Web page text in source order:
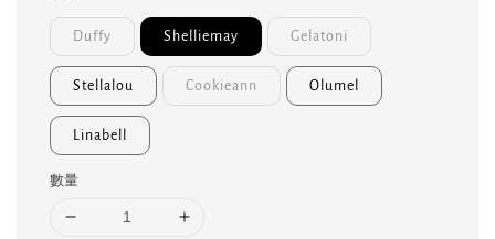
Duffy Shelliemay Gelatoni
Stellalou Cookieann Olumel
Linabell
數量